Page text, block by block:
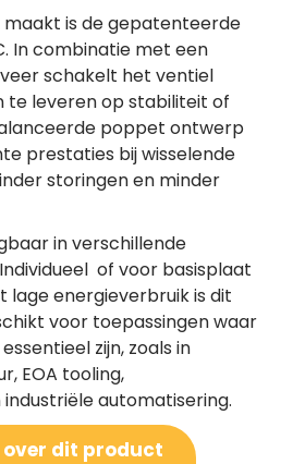
is de gepatenteerde
In combinatie met een
schakelt het ventiel
te leveren op stabiliteit of
poppet ontwerp
prestaties bij wisselende
storingen en minder
in verschillende
of voor basisplaat
lage energieverbruik is dit
voor toepassingen waar
zijn, zoals in
EOA tooling,
automatisering.
over dit product